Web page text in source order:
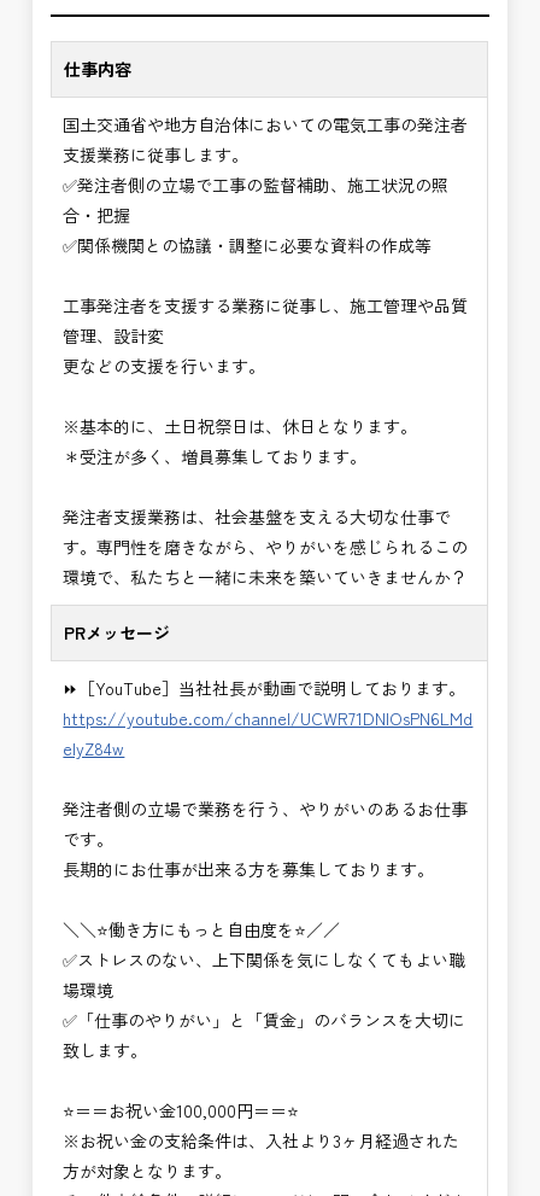
職場環境
✅「仕事のやりがい」と「賃金」のバランスを大切
に致します。
⭐＝＝お祝い金100,000円＝＝⭐
※お祝い金の支給条件は、入社より3ヶ月経過され
た方が対象となります。
その他支給条件の詳細については、問い合わせくだ
さい。
■勤務地について、ご希望のある方は別途ご相談く
ださい。
国土交通省、地方自治体
■発注者支援業務＜希望する業務をお選びくださ
い。＞
・＜急募＞資料作成業務
・NEXCO（ネクスコ）施工管理
・NEXCO（ネクスコ）点検業務
・電気工事監督支援業務
・積算技術業務
・設計コンサルティング業務（数量算出、図面の
修正など）
・河川巡視支援業務
・道路許認可審査・適正化指導業務
・調査設計資料作成業務
・施工体制調査員
※応募書類等の送付方法につきましては、基本的に
Ｅメールで送付
頂きたいと思います。
仕事内容
国土交通省や地方自治体においての電気工事の発注者
支援業務に従事します。
✅発注者側の立場で工事の監督補助、施工状況の照
合・把握
✅関係機関との協議・調整に必要な資料の作成等
工事発注者を支援する業務に従事し、施工管理や品質
管理、設計変
更などの支援を行います。
※基本的に、土日祝祭日は、休日となります。
＊受注が多く、増員募集しております。
発注者支援業務は、社会基盤を支える大切な仕事で
す。専門性を磨きながら、やりがいを感じられるこの
環境で、私たちと一緒に未来を築いていきませんか？
PRメッセージ
⏩［YouTube］当社社長が動画で説明しております。
https://youtube.com/channel/UCWR71DNlOsPN6LMd
eIyZ84w
発注者側の立場で業務を行う、やりがいのあるお仕事
です。
長期的にお仕事が出来る方を募集しております。
＼＼⭐働き方にもっと自由度を⭐／／
✅ストレスのない、上下関係を気にしなくてもよい職
場環境
✅「仕事のやりがい」と「賃金」のバランスを大切に
致します。
⭐＝＝お祝い金100,000円＝＝⭐
※お祝い金の支給条件は、入社より3ヶ月経過された
方が対象となります。